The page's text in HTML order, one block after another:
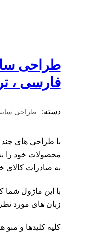
طراحی
فارسی ،
دسته: طراحی
با طراحی های چند
محصولات خود را
به صادرات کالای
با این ماژول
زبان های مورد
کلیه کلیدها و